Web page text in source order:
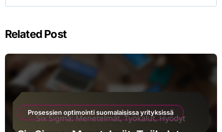
Related Post
Prosessien optimointi suomalaisissa yrityksissä